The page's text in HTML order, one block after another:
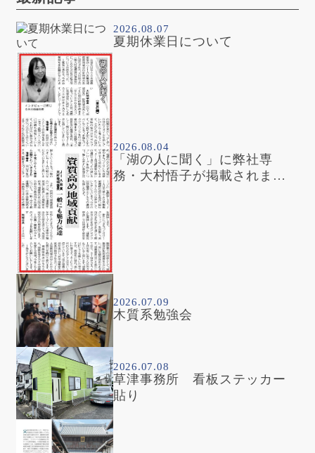
2026.08.07
夏期休業日について
2026.08.04
「湖の人に聞く」に弊社専
務・大村悟子が掲載されまし
2026.07.09
木質系勉強会
2026.07.08
草津事務所 看板ステッカー
貼り